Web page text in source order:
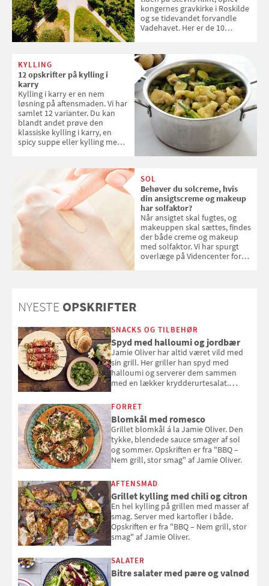
kongernes gravkirke i Roskilde
og se tidevandet forvandle
Vadehavet. Her er de 10
KYLLING
12 opskrifter på kylling i
karry
Kylling i karry er en nem
løsning på aftensmaden. Vi har
samlet 12 varianter. Du kan
blandt andet prøve den
klassiske kylling i karry, en
spicy suppe eller kylling med
SOL
Behøver du solcreme, hvis
din ansigtscreme og makeup
har solfaktor?
Når ansigtet skal fugtes, og
makeuppen skal sættes, findes
der både creme og makeup
med solfaktor. Vi har spurgt
overlæge på Videncenter for
NYESTE OPSKRIFTER
SNACKS OG TILBEHØR
Spyd med halloumi og jordbær
Jamie Oliver har altid været vild med
sin grill. Her griller han spyd med
halloumi og serverer dem sammen
med en lækker krydderurtesalat.
smag" af Jamie Oliver.
FORRET
Blomkål med romesco
Grillet blomkål á la Jamie Oliver. Den
tykke, blendede sauce smager af sol
og sommer. Opskriften er fra "BBQ –
Nem grill, stor smag" af Jamie Oliver.
AFTENSMAD
Grillet kylling med chili og citron
En hel kylling på grillen med masser af
smag. Server med kartofler i både.
Opskriften er fra "BBQ – Nem grill, stor
smag" af Jamie Oliver.
SALATER
Bitre salater med pære og valnød